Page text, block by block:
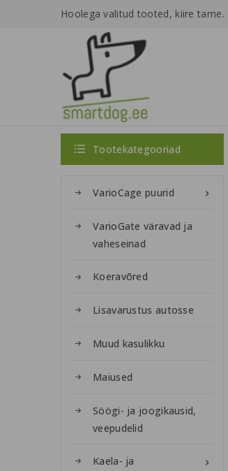
Hoolega valitud tooted, kiire tarne.
 Tootekategooriad

VarioCage puurid
VarioGate väravad ja
vaheseinad
Koeravõred
Lisavarustus autosse
Muud kasulikku
Maiused
Söögi- ja joogikausid,
veepudelid

Kaela- ja